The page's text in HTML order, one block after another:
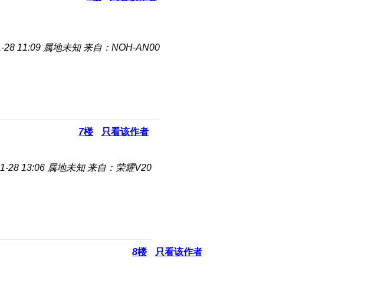
28 11:09 属地未知 来自：NOH-AN00
7楼 只看该作者
28 13:06 属地未知 来自：荣耀V20
8楼 只看该作者